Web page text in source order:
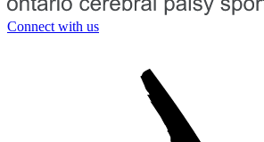
Connect with us